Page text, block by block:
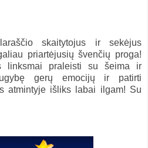
skaitytojus ir sekėjus
priartėjusių švenčių proga!
linksmai praleisti su šeima ir
gerų emocijų ir patirti
atmintyje išliks labai ilgam! Su